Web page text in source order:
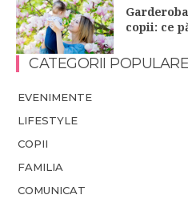
copii: ce
CATEGORII POPULARE
EVENIMENTE
LIFESTYLE
COPII
FAMILIA
COMUNICAT